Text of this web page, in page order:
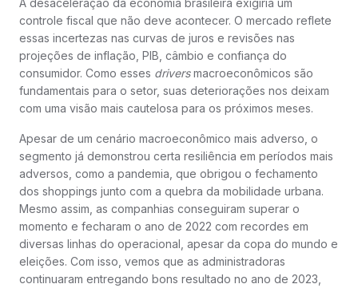
A desaceleração da economia brasileira exigiria um
controle fiscal que não deve acontecer. O mercado reflete
essas incertezas nas curvas de juros e revisões nas
projeções de inflação, PIB, câmbio e confiança do
consumidor. Como esses driversmacroeconômicos são
fundamentais para o setor, suas deteriorações nos deixam
com uma visão mais cautelosa para os próximos meses.
Apesar de um cenário macroeconômico mais adverso, o
segmento já demonstrou certa resiliência em períodos mais
adversos, como a pandemia, que obrigou o fechamento
dos shoppings junto com a quebra da mobilidade urbana.
Mesmo assim, as companhias conseguiram superar o
momento e fecharam o ano de 2022 com recordes em
diversas linhas do operacional, apesar da copa do mundo e
eleições. Com isso, vemos que as administradoras
continuaram entregando bons resultado no ano de 2023,